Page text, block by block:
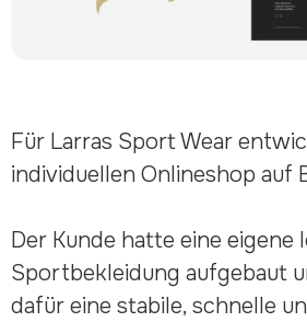
Für Larras Sport Wear
individuellen Onlineshop auf
Der Kunde hatte eine eigene
Sportbekleidung aufgebaut
dafür eine stabile, schnelle